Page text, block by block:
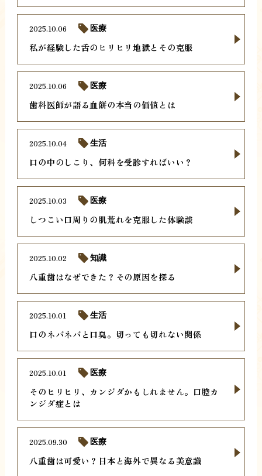
私が経験した舌のヒリヒリ地獄とその克服
2025.10.06 医療
歯科医師が語る血餅の本当の価値とは
2025.10.06 医療
口の中のしこり、何科を受診すればいい？
2025.10.04 生活
しつこい口周りの肌荒れを克服した体験談
2025.10.03 医療
八重歯はなぜできた？その原因を探る
2025.10.02 知識
口のネバネバと口臭。切っても切れない関係
2025.10.01 生活
そのヒリヒリ、カンジダかもしれません。口腔カ
ンジダ症とは
2025.10.01 医療
八重歯は可愛い？日本と海外で異なる美意識
2025.09.30 医療